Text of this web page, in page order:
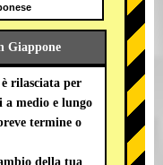
Giappone
rilasciata per
a medio e lungo
termine o
della tua